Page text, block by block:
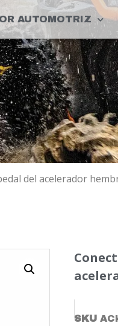
AUTOMOTRIZ
del acelerador
SKU